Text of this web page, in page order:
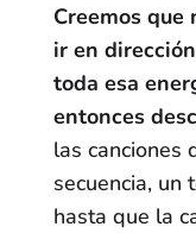
Creemos que
ir en
toda esa
entonces
las canciones
secuencia, un
hasta que la